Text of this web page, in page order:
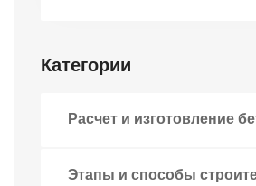
Категории
Расчет и изготовление
Этапы и способы